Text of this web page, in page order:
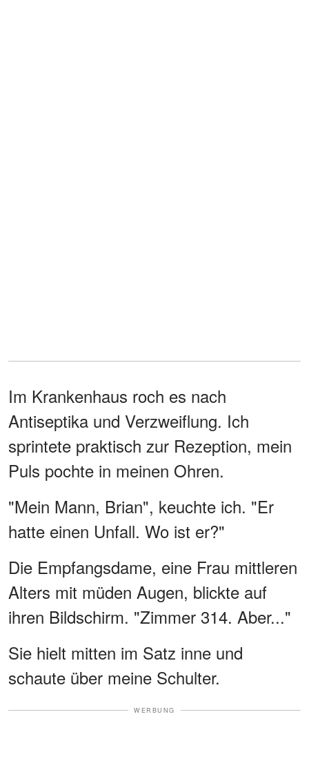
Im Krankenhaus roch es nach
Antiseptika und Verzweiflung. Ich
sprintete praktisch zur Rezeption, mein
Puls pochte in meinen Ohren.
"Mein Mann, Brian", keuchte ich. "Er
hatte einen Unfall. Wo ist er?"
Die Empfangsdame, eine Frau mittleren
Alters mit müden Augen, blickte auf
ihren Bildschirm. "Zimmer 314. Aber..."
Sie hielt mitten im Satz inne und
schaute über meine Schulter.
WERBUNG